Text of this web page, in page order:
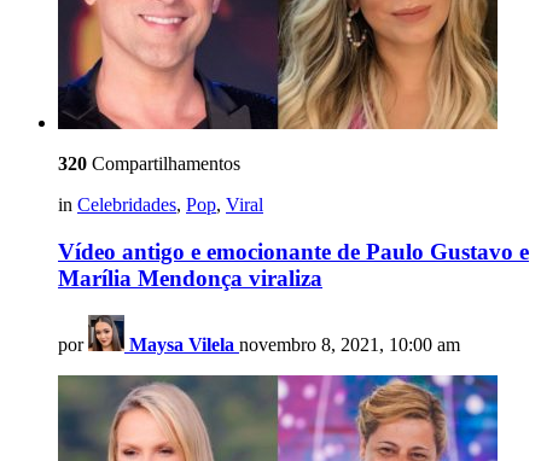
320 Compartilhamentos
in Celebridades, Pop, Viral
Vídeo antigo e emocionante de Paulo Gustavo e
Marília Mendonça viraliza
por Maysa Vilela novembro 8, 2021, 10:00 am